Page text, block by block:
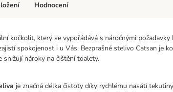
kočkolit, který se vypořádává s náročnými
spokojenost i u Vás. Bezprašné stelivo Catsan je
nároky na čištění toalety.
je značná délka čistoty díky rychlému nasátí
Hodnocení